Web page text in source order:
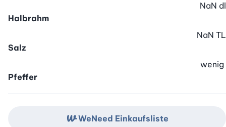
Halbrahm
NaN dl
Salz
NaN TL
Pfeffer
wenig
WeNeed Einkaufsliste